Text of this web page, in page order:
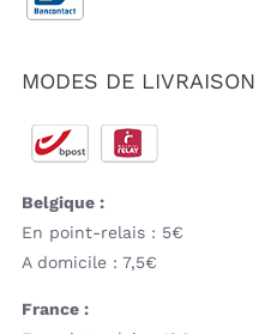
MODES DE LIVRAISON
Belgique :
En point-relais : 5€
A domicile : 7,5€
France :